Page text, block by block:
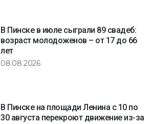
В Пинске в июле сыграли 89 свадеб:
возраст молодоженов – от 17 до 66
лет
08.08.2026
В Пинске на площади Ленина с 10 по
30 августа перекроют движение из-за